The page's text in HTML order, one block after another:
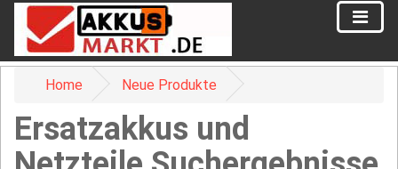
Home Neue Produkte
Ersatzakkus und